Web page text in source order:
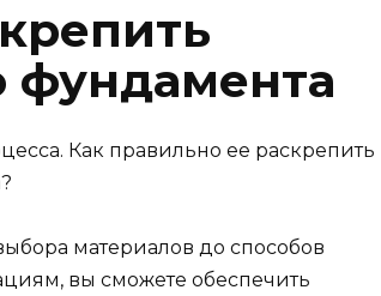
фундамента
Как правильно ее раскрепить
материалов до способов
вы сможете обеспечить